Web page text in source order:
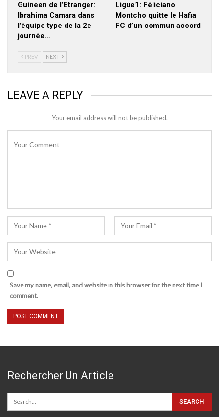
Guineen de l’Etranger:
Ibrahima Camara dans
l’équipe type de la 2e
journée…
Ligue1: Féliciano
Montcho quitte le Hafia
FC d’un commun accord
PREV NEXT
LEAVE A REPLY
Your email address will not be published.
Save my name, email, and website in this browser for the next time I
comment.
Rechercher Un Article